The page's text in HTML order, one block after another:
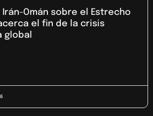
Irán-Omán sobre el Estrecho
el fin de la crisis
global